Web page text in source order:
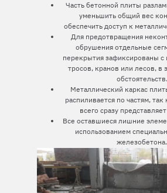
Часть бетонной плиты
уменьшить общий вес
обеспечить доступ к
Для предотвращения
обрушения отдельные
перекрытия зафиксированы с
тросов, кранов или лесов, в
обстоятельств.
Металлический каркас
распиливается по частям,
всего сразу
Все оставшиеся лишние
использованием
железобетона.